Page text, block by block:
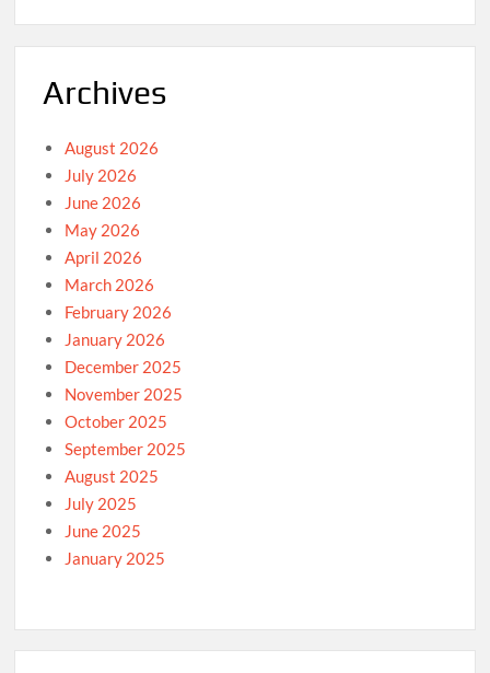
Archives
August 2026
July 2026
June 2026
May 2026
April 2026
March 2026
February 2026
January 2026
December 2025
November 2025
October 2025
September 2025
August 2025
July 2025
June 2025
January 2025